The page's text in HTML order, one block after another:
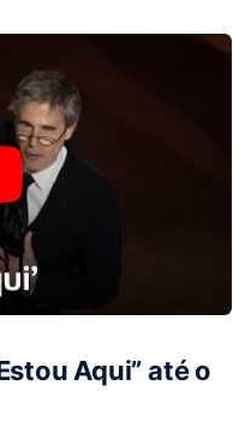
Aqui” até o